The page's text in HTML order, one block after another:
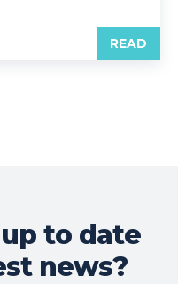
READ
to date
news?